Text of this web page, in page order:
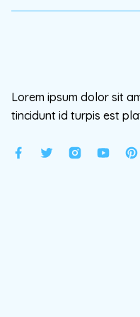
Lorem ipsum dolor sit
tincidunt id turpis est